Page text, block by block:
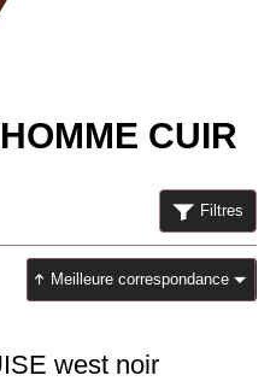
CUIR
Filtres
Meilleure correspondance
west noir